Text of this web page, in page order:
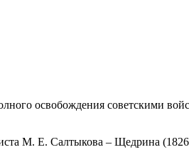
освобождения советскими
М. Е. Салтыкова – Щедрина